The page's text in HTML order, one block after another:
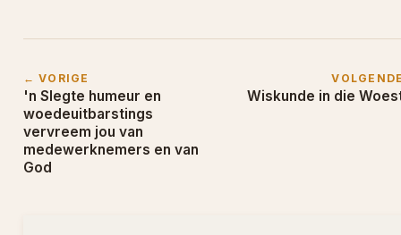
← VORIGE
'n Slegte humeur en
woedeuitbarstings
vervreem jou van
medewerknemers en van
God
Wiskunde in die